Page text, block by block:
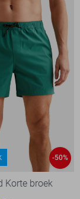
-50%
Korte broek